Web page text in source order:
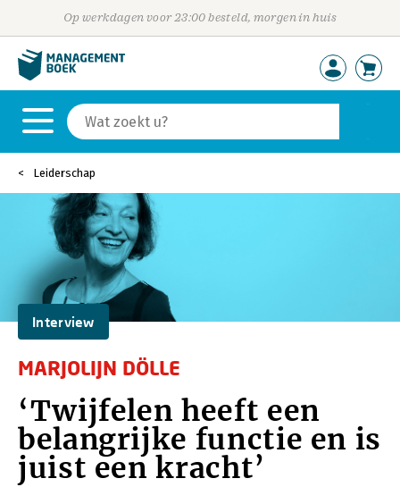
Op werkdagen voor 23:00 besteld, morgen in huis
Leiderschap
Interview
MARJOLIJN DÖLLE
‘Twijfelen heeft een
belangrijke functie en is
juist een kracht’